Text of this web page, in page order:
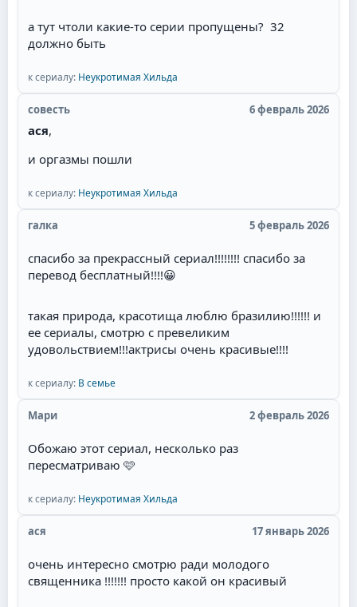
героя. Советую всем посмотреть необычную
историю любви пирата!
а тут чтоли какие-то серии пропущены? 32
должно быть
к сериалу: Неукротимая Хильда
совесть 6 февраль 2026
ася,
и оргазмы пошли
к сериалу: Неукротимая Хильда
галка 5 февраль 2026
спасибо за прекрассный сериал!!!!!!!! спасибо за
перевод бесплатный!!!!😀
такая природа, красотища люблю бразилию!!!!!! и
ее сериалы, смотрю с превеликим
удовольствием!!!актрисы очень красивые!!!!
к сериалу: В семье
Мари 2 февраль 2026
Обожаю этот сериал, несколько раз
пересматриваю 🩷
к сериалу: Неукротимая Хильда
ася 17 январь 2026
очень интересно смотрю ради молодого
священника !!!!!!! просто какой он красивый